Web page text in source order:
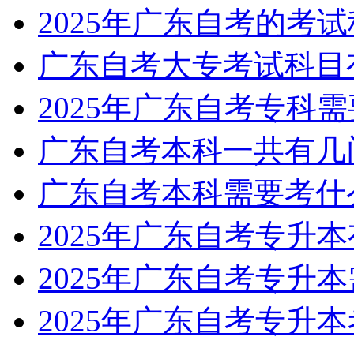
2025年广东自考的考
广东自考大专考试科
2025年广东自考专科
广东自考本科一共有
广东自考本科需要考
2025年广东自考专升
2025年广东自考专升
2025年广东自考专升